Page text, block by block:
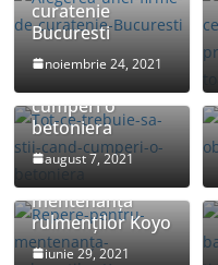
curatenie
Bucuresti
noiembrie 24, 2021
Tot ce trebuie sa
cumperi o
betoniera
august 7, 2021
Repere pentru
mentenanța
rulmenților Koyo
iunie 29, 2021